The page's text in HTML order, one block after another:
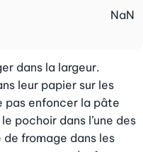
NaN
dans la largeur.
leur papier sur les
pas enfoncer la pâte
pochoir dans l’une des
fromage dans les